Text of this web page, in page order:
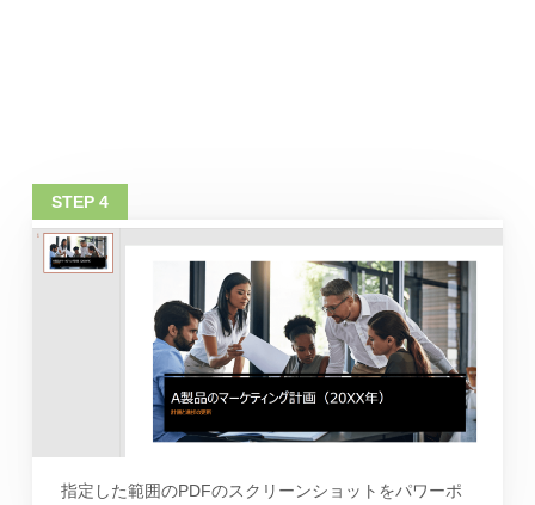
指定した範囲のPDFのスクリーンショットをパワーポ